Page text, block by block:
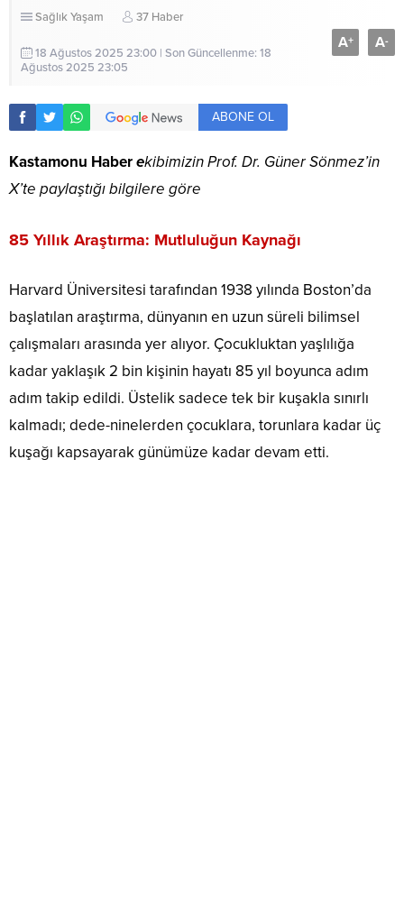
SağlıkYaşam 37 Haber
18 Ağustos 2025 23:00 | Son Güncellenme: 18
Ağustos 2025 23:05
A+ A-
ABONE OL
Kastamonu Haberekibimizin Prof. Dr. Güner Sönmez’in
X’te paylaştığı bilgilere göre
85 Yıllık Araştırma: Mutluluğun Kaynağı
Harvard Üniversitesi tarafından 1938 yılında Boston’da
başlatılan araştırma, dünyanın en uzun süreli bilimsel
çalışmaları arasında yer alıyor. Çocukluktan yaşlılığa
kadar yaklaşık 2 bin kişinin hayatı 85 yıl boyunca adım
adım takip edildi. Üstelik sadece tek bir kuşakla sınırlı
kalmadı; dede-ninelerden çocuklara, torunlara kadar üç
kuşağı kapsayarak günümüze kadar devam etti.